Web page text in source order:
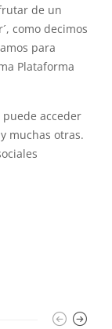
de un
como decimos
para
Plataforma
puede acceder
muchas otras.